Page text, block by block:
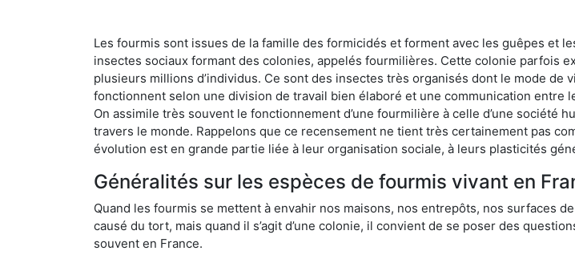
Les fourmis sont issues de la famille des formicidés et forment avec les guêpes et
insectes sociaux formant des colonies, appelés fourmilières. Cette colonie parfois
plusieurs millions d’individus. Ce sont des insectes très organisés dont le mode
fonctionnent selon une division de travail bien élaboré et une communication entre
On assimile très souvent le fonctionnement d’une fourmilière à celle d’une société
travers le monde. Rappelons que ce recensement ne tient très certainement pas
évolution est en grande partie liée à leur organisation sociale, à leurs plasticités
Généralités sur les espèces de fourmis vivant en
Quand les fourmis se mettent à envahir nos maisons, nos entrepôts, nos surfaces
causé du tort, mais quand il s’agit d’une colonie, il convient de se poser des
souvent en France.